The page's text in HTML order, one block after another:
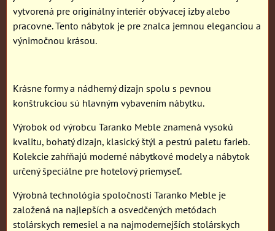
vytvorená pre originálny interiér obývacej izby alebo
pracovne. Tento nábytok je pre znalca jemnou eleganciou a
výnimočnou krásou.
Krásne formy a nádherný dizajn spolu s pevnou
konštrukciou sú hlavným vybavením nábytku.
Výrobok od výrobcu Taranko Meble znamená vysokú
kvalitu, bohatý dizajn, klasický štýl a pestrú paletu farieb.
Kolekcie zahŕňajú moderné nábytkové modely a nábytok
určený špeciálne pre hotelový priemyseľ.
Výrobná technológia spoločnosti Taranko Meble je
založená na najlepších a osvedčených metódach
stolárskych remesiel a na najmodernejších stolárskych